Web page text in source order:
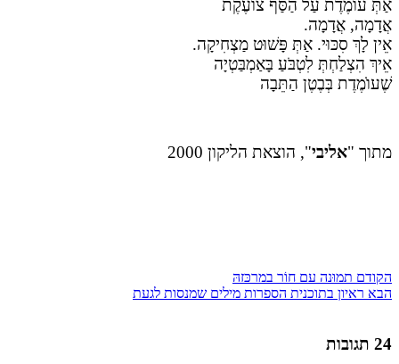
אַתְּ עוֹמֶדֶת עַל הַסַּף צוֹעֶקֶת
אֲדָמָה, אֲדָמָה.
אֵין לָךְ סִכּוּי. אַתְּ פָּשׁוּט מַצְחִיקָה.
אֵיךְ הִצְלַחְתְּ לִטְבֹּעַ בָּאַמְבַּטְיָה
שֶׁעומֶדֶת בְּבֶטֶן הַתֵּבָה
מתוך "אליבי", הוצאת הליקון 2000
הקודם תמוּנה עם חוֹר במרכּזהּ
הבא ראיון בתוכנית הספרות מילים שמנסות לגעת
24 תגובות